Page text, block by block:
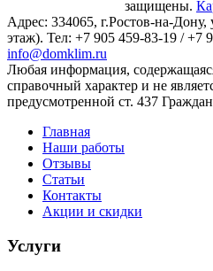
защищены.
Адрес: 334065, г.Ростов-на-Дону,
этаж). Тел: +7 905 459-83-19 / +7
info@domklim.ru
Любая информация,
справочный характер и не
предусмотренной ст. 437
Главная
Наши работы
Отзывы
Статьи
Контакты
Акции и скидки
Услуги